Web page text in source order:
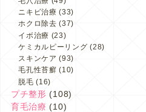
ニキビ治療 (33)
ホクロ除去 (37)
イボ治療 (23)
ケミカルピーリング (28)
スキンケア (93)
毛孔性苔癬 (10)
脱毛 (16)
プチ整形 (108)
育毛治療 (10)